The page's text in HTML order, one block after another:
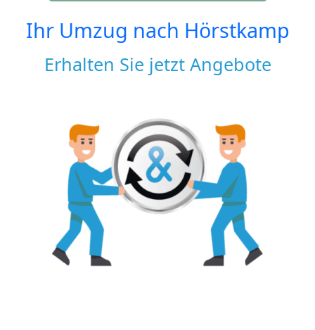
Ihr Umzug nach Hörstkamp
Erhalten Sie jetzt Angebote